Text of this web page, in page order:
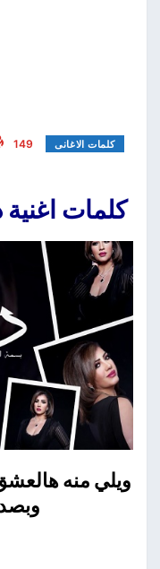
كلمات الاغانى 149
كلمات
ويلي منه